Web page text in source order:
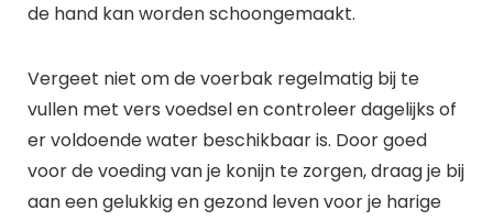
de hand kan worden schoongemaakt.
Vergeet niet om de voerbak regelmatig bij te
vullen met vers voedsel en controleer dagelijks of
er voldoende water beschikbaar is. Door goed
voor de voeding van je konijn te zorgen, draag je bij
aan een gelukkig en gezond leven voor je harige